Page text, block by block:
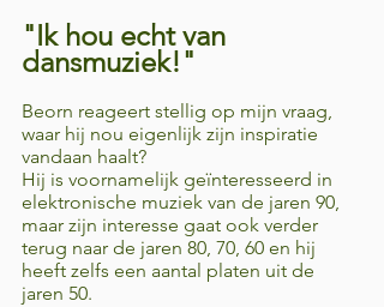
"Ik hou echt van
dansmuziek!"
Beorn reageert stellig op mijn vraag,
waar hij nou eigenlijk zijn inspiratie
vandaan haalt?
Hij is voornamelijk geïnteresseerd in
elektronische muziek van de jaren 90,
maar zijn interesse gaat ook verder
terug naar de jaren 80, 70, 60 en hij
heeft zelfs een aantal platen uit de
jaren 50.